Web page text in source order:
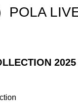
POLA